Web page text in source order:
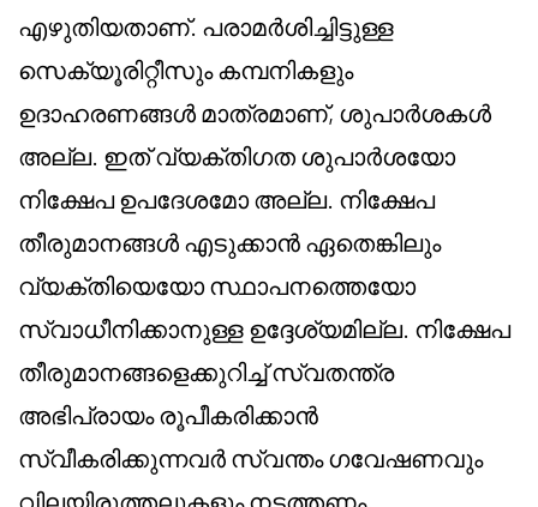
എഴുതിയതാണ്. പരാമർശിച്ചിട്ടുള്ള
സെക്യൂരിറ്റീസും കമ്പനികളും
ഉദാഹരണങ്ങൾ മാത്രമാണ്, ശുപാർശകൾ
അല്ല. ഇത് വ്യക്തിഗത ശുപാർശയോ
നിക്ഷേപ ഉപദേശമോ അല്ല. നിക്ഷേപ
തീരുമാനങ്ങൾ എടുക്കാൻ ഏതെങ്കിലും
വ്യക്തിയെയോ സ്ഥാപനത്തെയോ
സ്വാധീനിക്കാനുള്ള ഉദ്ദേശ്യമില്ല. നിക്ഷേപ
തീരുമാനങ്ങളെക്കുറിച്ച് സ്വതന്ത്ര
അഭിപ്രായം രൂപീകരിക്കാൻ
സ്വീകരിക്കുന്നവർ സ്വന്തം ഗവേഷണവും
വിലയിരുത്തലുകളും നടത്തണം.